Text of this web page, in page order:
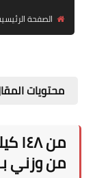
الصفحة
محتويات
من وزني بـ ٨ أشهر